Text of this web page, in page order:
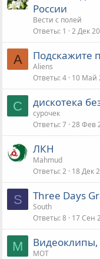
России
Вести с полей
Ответы 1 2 Дек
A Подскажите
Aliens
Ответы 4 10 Май
С дискотека
сурочек
Ответы 7 28 Фев
ЛКН
Mahmud
Ответы 2 18 Дек
S Three Days
South
Ответы 8 17 Сен
M Видеоклипы,
MOT